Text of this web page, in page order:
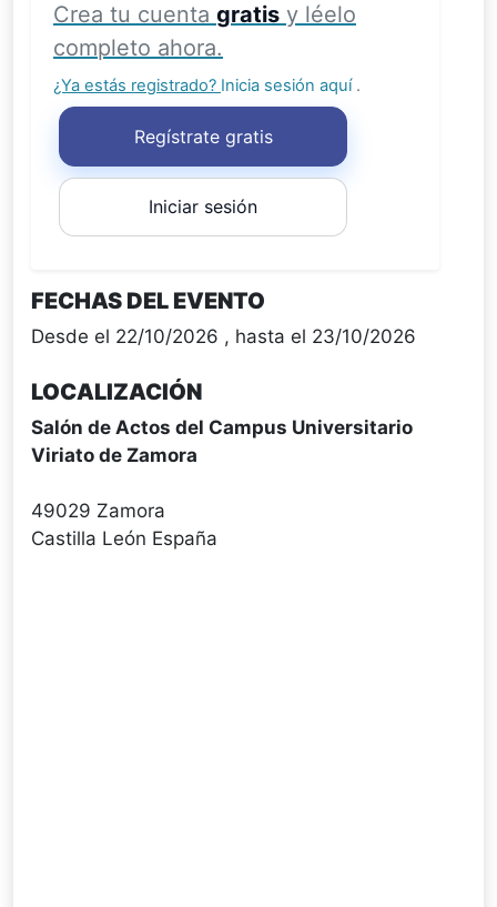
Crea tu cuenta gratis y léelo
completo ahora.
¿Ya estás registrado? Inicia sesión aquí .
Regístrate gratis
Iniciar sesión
FECHAS DEL EVENTO
Desde el 22/10/2026 , hasta el 23/10/2026
LOCALIZACIÓN
Salón de Actos del Campus Universitario
Viriato de Zamora
49029 Zamora
Castilla León España